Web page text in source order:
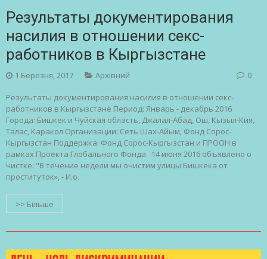
Результаты документирования
насилия в отношении секс-
работников в Кыргызстане
1 Березня, 2017 Архівний 0
Результаты документирования насилия в отношении секс-
работников в Кыргызстане Период: Январь - декабрь 2016
Города: Бишкек и Чуйская область, Джалал-Абад, Ош, Кызыл-Кия,
Талас, Каракол Организации: Сеть Шах-Айым, Фонд Сорос-
Кыргызстан Поддержка: Фонд Сорос-Кыргызстан и ПРООН в
рамках Проекта Глобального Фонда 14 июня 2016 объявлено о
чистке: "В течение недели мы очистим улицы Бишкека от
проституток», - И.о.
>> Більше